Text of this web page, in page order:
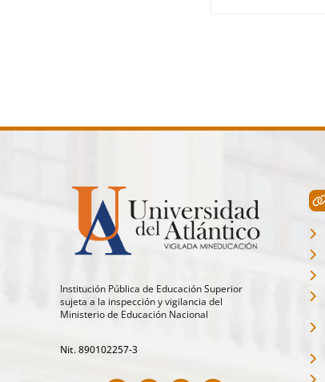
Institución Pública de Educación Superior
sujeta a la inspección y vigilancia del
Ministerio de Educación Nacional
Nit. 890102257-3